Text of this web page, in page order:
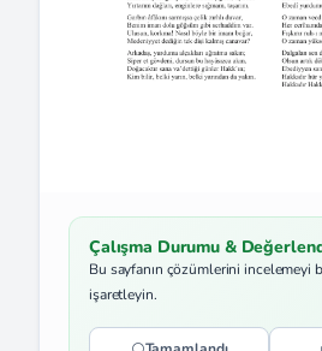
Çalışma Durumu &
Bu sayfanın çözümlerini incelemeyi
işaretleyin.